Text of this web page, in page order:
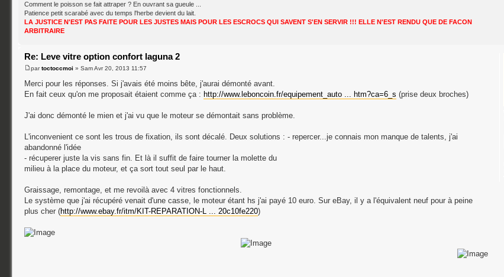
Comment le poisson se fait attraper ? En ouvrant sa gueule ...
Patience petit scarabé avec du temps l'herbe devient du lait.
LA JUSTICE N'EST PAS FAITE POUR LES JUSTES MAIS POUR LES ESCROCS QUI SAVENT S'EN SERVIR !!! ELLE N'EST RENDU QUE DE FACON
ARBITRAIRE
Re: Leve vitre option confort laguna 2
partoctoccmoi » Sam Avr 20, 2013 11:57
Merci pour les réponses. Si j'avais été moins bête, j'aurai démonté avant.
En fait ceux qu'on me proposait étaient comme ça :http://www.leboncoin.fr/equipement_auto ... htm?ca=6_s (prise deux broches)
J'ai donc démonté le mien et j'ai vu que le moteur se démontait sans problème.
L'inconvenient ce sont les trous de fixation, ils sont décalé. Deux solutions : - repercer...je connais mon manque de talents, j'ai
abandonné l'idée
- récuperer juste la vis sans fin. Et là il suffit de faire tourner la molette du
milieu à la place du moteur, et ça sort tout seul par le haut.
Graissage, remontage, et me revoilà avec 4 vitres fonctionnels.
Le système que j'ai récupéré venait d'une casse, le moteur étant hs j'ai payé 10 euro. Sur eBay, il y a l'équivalent neuf pour à peine
plus cher (http://www.ebay.fr/itm/KIT-REPARATION-L ... 20c10fe220)